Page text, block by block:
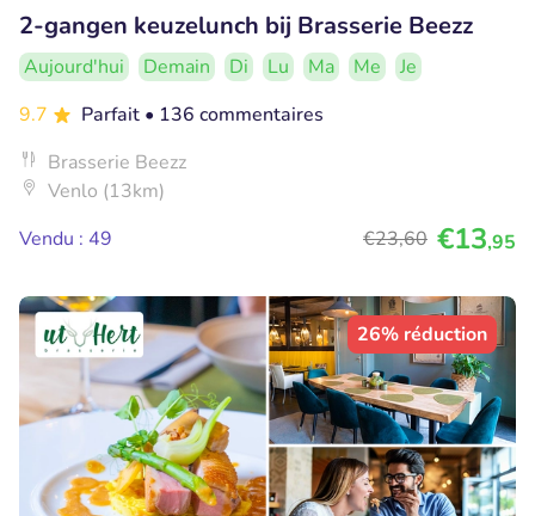
2-gangen keuzelunch bij Brasserie Beezz
Aujourd'hui Demain Di Lu Ma Me
Je
9.7
Parfait • 136 commentaires
Brasserie Beezz
Venlo (13km)
Vendu : 49
€23,60 €13,95
26% réduction